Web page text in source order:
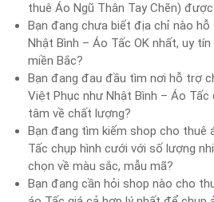
thuê Áo Ngũ Thân Tay Chẽn)
Bạn đang chưa biết địa chỉ nào
Nhật Bình – Áo Tấc OK nhất, uy
miền Bắc?
Bạn đang đau đầu tìm nơi hỗ trợ
Việt Phục như Nhật Bình – Áo Tấc
tâm về chất lượng?
Bạn đang tìm kiếm shop cho thuê
Tấc chụp hình cưới với số lượng
chọn về màu sắc, mẫu mã?
Bạn đang cần hỏi shop nào cho